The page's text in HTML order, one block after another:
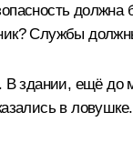
Службы
ещё до
в ловушке.